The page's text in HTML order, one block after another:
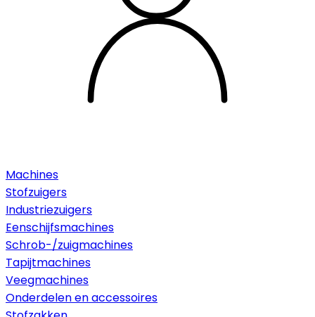
Machines
Stofzuigers
Industriezuigers
Eenschijfsmachines
Schrob-/zuigmachines
Tapijtmachines
Veegmachines
Onderdelen en accessoires